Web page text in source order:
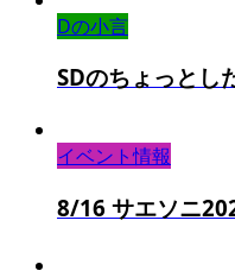
Dの小言
SDのちょっとし
イベント情報
8/16 サエソニ